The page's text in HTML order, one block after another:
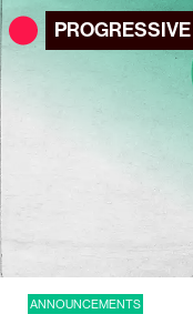
PROGRESSIVE
ANNOUNCEMENTS